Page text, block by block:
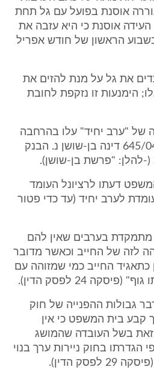
14.5.07) התגוררה אוסנת בפועל עם גל תחת
העידה אוסנת כי היא עזבה את
הראשון של חודש אפריל
את גל על מנת להזים את
הימנעות זו נזקפת לחובת
של "ערב יחיד" עלו בהרחבה
על מדוכת הדיון ב-ע"א 645/04 דינה בן-שושן נ. הבנק
(-להלן: "פרשת בן-שושן).
דעתו לרציונל העומד
לערב יחיד (עד כדי פטור
מתמקדת בערבים שאין להם
לזה של החייב וכאשר מדובר
כתאגיד החייב כמי שמזוהה עם
24 לפסק הדין).
גבולות ההפנייה של חוק
קבע בית המשפט כי אין
בשל העובדה שהמושג
הגדרתו בחוק ניירות ערך בנוי
הדין).